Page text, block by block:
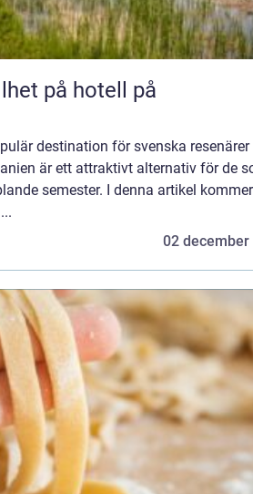
på hotell på
destination för svenska resenärer
är ett attraktivt alternativ för de
semester. I denna artikel
02 december